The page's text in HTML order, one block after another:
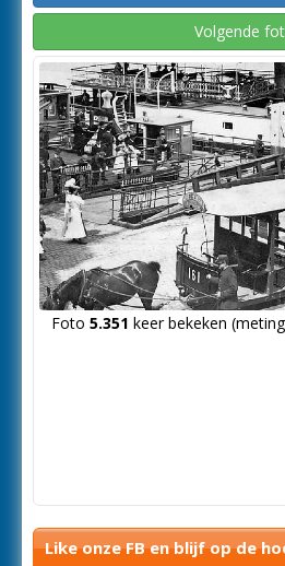
Volgende
Foto 5.351 keer bekeken
Like onze FB en blijf op de